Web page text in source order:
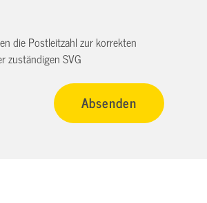
die Postleitzahl zur korrekten
zuständigen SVG